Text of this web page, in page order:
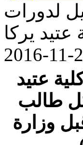
لدورات
عتيد يركا
2016-11-
عتيد
طالب
وزارة